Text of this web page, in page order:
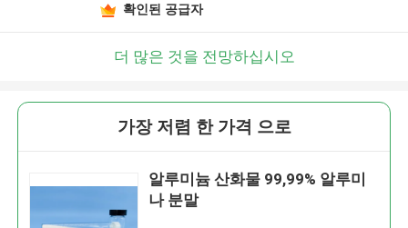
확인된 공급자
더 많은 것을 전망하십시오
가장 저렴 한 가격 으로
알루미늄 산화물 99,99% 알루미
나 분말